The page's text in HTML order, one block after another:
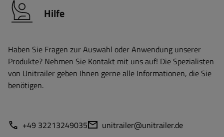
Hilfe
Haben Sie Fragen zur Auswahl oder Anwendung unserer
Produkte? Nehmen Sie Kontakt mit uns auf! Die Spezialisten
von Unitrailer geben Ihnen gerne alle Informationen, die Sie
benötigen.
+49 32213249035 unitrailer@unitrailer.de